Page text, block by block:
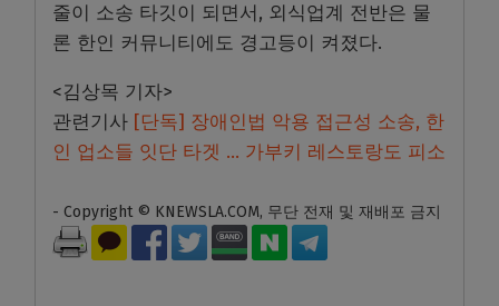
줄이 소송 타깃이 되면서, 외식업계 전반은 물
론 한인 커뮤니티에도 경고등이 켜졌다.
<김상목 기자>
관련기사 [단독] 장애인법 악용 접근성 소송, 한
인 업소들 잇단 타겟 … 가부키 레스토랑도 피소
- Copyright © KNEWSLA.COM, 무단 전재 및 재배포 금지